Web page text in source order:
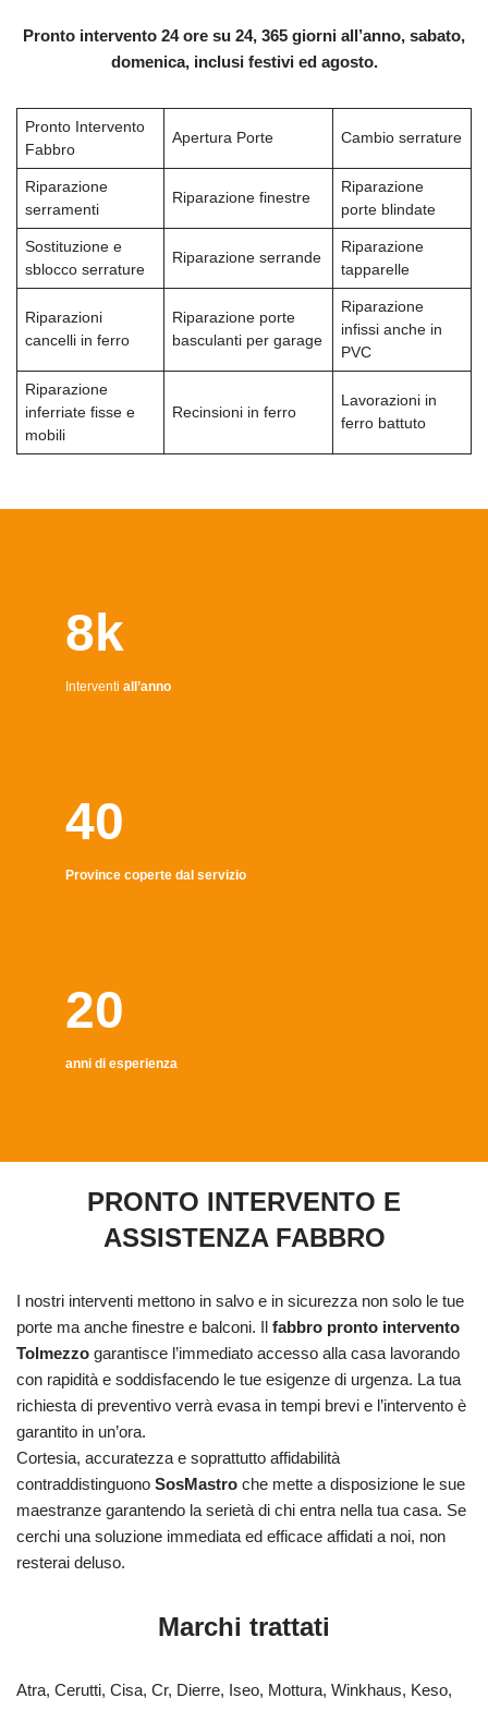
Pronto intervento 24 ore su 24, 365 giorni all’anno, sabato,
domenica, inclusi festivi ed agosto.
Pronto Intervento
Fabbro
Apertura Porte Cambio serrature
Riparazione
serramenti
Riparazione finestre
Riparazione
porte blindate
Sostituzione e
sblocco serrature
Riparazione serrande
Riparazione
tapparelle
Riparazioni
cancelli in ferro
Riparazione porte
basculanti per garage
Riparazione
infissi anche in
PVC
Riparazione
inferriate fisse e
mobili
Recinsioni in ferro
Lavorazioni in
ferro battuto
8k
Interventi all’anno
40
Province coperte dal servizio
20
anni di esperienza
PRONTO INTERVENTO E
ASSISTENZA FABBRO
I nostri interventi mettono in salvo e in sicurezza non solo le tue
porte ma anche finestre e balconi. Il fabbro pronto intervento
Tolmezzo garantisce l’immediato accesso alla casa lavorando
con rapidità e soddisfacendo le tue esigenze di urgenza. La tua
richiesta di preventivo verrà evasa in tempi brevi e l’intervento è
garantito in un’ora.
Cortesia, accuratezza e soprattutto affidabilità
contraddistinguono SosMastro che mette a disposizione le sue
maestranze garantendo la serietà di chi entra nella tua casa. Se
cerchi una soluzione immediata ed efficace affidati a noi, non
resterai deluso.
Marchi trattati
Atra, Cerutti, Cisa, Cr, Dierre, Iseo, Mottura, Winkhaus, Keso,